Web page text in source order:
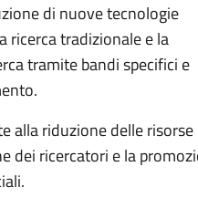
di nuove tecnologie
ricerca tradizionale e la
tramite bandi specifici e
alla riduzione delle risorse
dei ricercatori e la